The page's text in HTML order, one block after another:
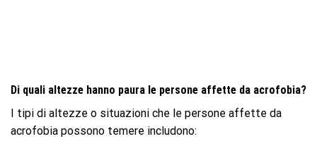
Di quali altezze hanno paura le persone affette da acrofobia?
I tipi di altezze o situazioni che le persone affette da
acrofobia possono temere includono: